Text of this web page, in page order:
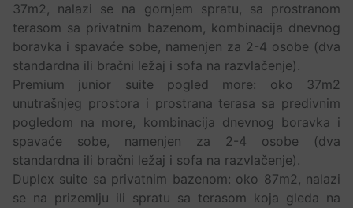
37m2, nalazi se na gornjem spratu, sa prostranom
terasom sa privatnim bazenom, kombinacija dnevnog
boravka i spavaće sobe, namenjen za 2-4 osobe (dva
standardna ili bračni ležaj i sofa na razvlačenje).
Premium junior suite pogled more: oko 37m2
unutrašnjeg prostora i prostrana terasa sa predivnim
pogledom na more, kombinacija dnevnog boravka i
spavaće sobe, namenjen za 2-4 osobe (dva
standardna ili bračni ležaj i sofa na razvlačenje).
Duplex suite sa privatnim bazenom: oko 87m2, nalazi
se na prizemlju ili spratu sa terasom koja gleda na